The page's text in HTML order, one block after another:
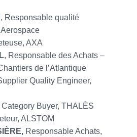
, Responsable qualité
AXA
, Responsable des Achats –
de l’Atlantique
Quality Engineer,
Category Buyer, THALÈS
ALSTOM
Responsable Achats,